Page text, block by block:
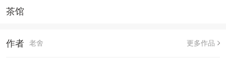
茶馆
作者 老舍 更多作品